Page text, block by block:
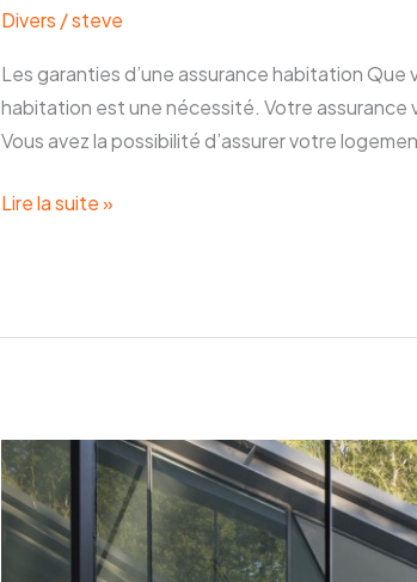
Divers /steve
Les garanties d’une assurance habitation
habitation est une nécessité. Votre
Vous avez la possibilité d’assurer votre
Lire la suite »
Baies
vitrées
isolation
thermique